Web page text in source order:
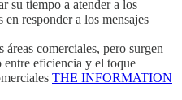
su tiempo a atender a los
en responder a los mensajes
comerciales, pero surgen
eficiencia y el toque
THE INFORMATION